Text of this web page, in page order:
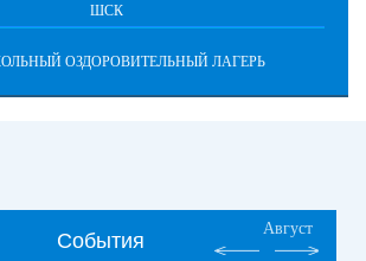
ШСК
ОЗДОРОВИТЕЛЬНЫЙ ЛАГЕРЬ
События
Август